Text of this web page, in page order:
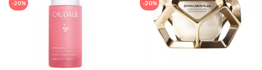
-20% -20%